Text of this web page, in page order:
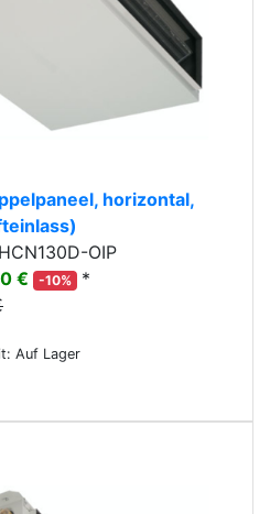
horizontal,
OIP
€
-10%
*
Auf Lager